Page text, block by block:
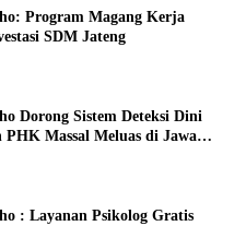
Program Magang Kerja
SDM Jateng
Dorong Sistem Deteksi Dini
PHK Massal Meluas di Jawa
: Layanan Psikolog Gratis